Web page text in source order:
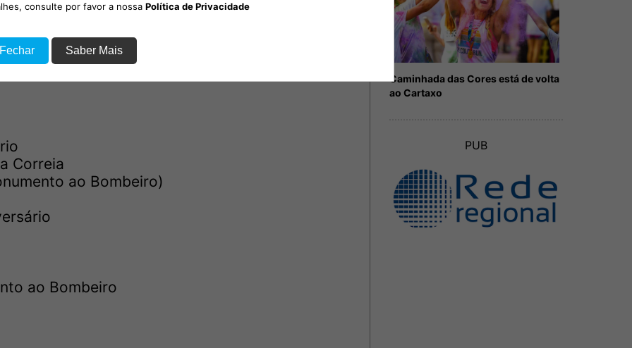
à população
Correia
ao Bombeiro)
ao Bombeiro
Caminhada das Cores está de volta
ao Cartaxo
PUB
consulte por favor a nossa Política de Privacidade
Saber Mais